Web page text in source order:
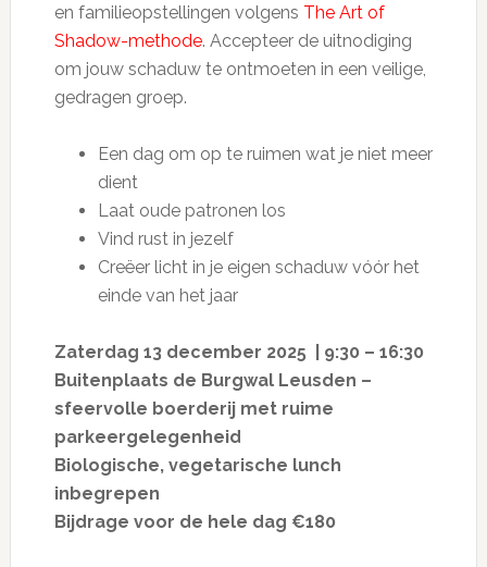
en familieopstellingen volgens The Art of
Shadow-methode. Accepteer de uitnodiging
om jouw schaduw te ontmoeten in een veilige,
gedragen groep.
Een dag om op te ruimen wat je niet meer
dient
Laat oude patronen los
Vind rust in jezelf
Creëer licht in je eigen schaduw vóór het
einde van het jaar
Zaterdag 13 december 2025 | 9:30 – 16:30
Buitenplaats de Burgwal Leusden –
sfeervolle boerderij met ruime
parkeergelegenheid
Biologische, vegetarische lunch
inbegrepen
Bijdrage voor de hele dag €180